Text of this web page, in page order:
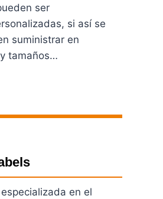
ser
si así se
suministrar en
tamaños…
en el